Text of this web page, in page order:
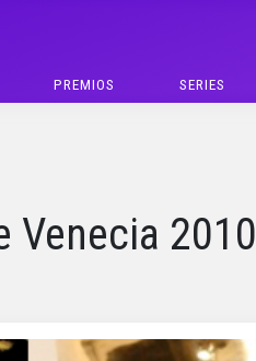
PREMIOS SERIES
Venecia 2010